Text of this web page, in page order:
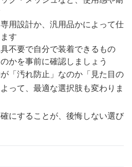
用設計か、汎用品かによって仕
す
具不要で自分で装着できるもの
かを事前に確認しましょう
「汚れ防止」なのか「見た目の
って、最適な選択肢も変わりま
にすることが、後悔しない選び